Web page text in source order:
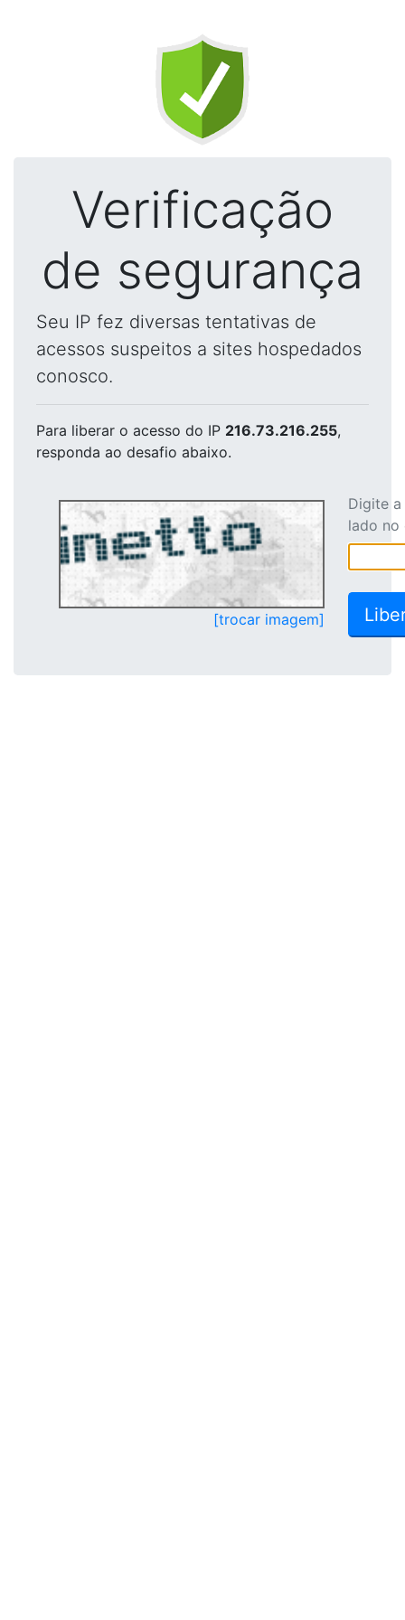
Verificação
de segurança
Seu IP fez diversas tentativas de
acessos suspeitos a sites hospedados
conosco.
Para liberar o acesso do IP 216.73.216.255,
responda ao desafio abaixo.
[trocar imagem]
Digite
lado no